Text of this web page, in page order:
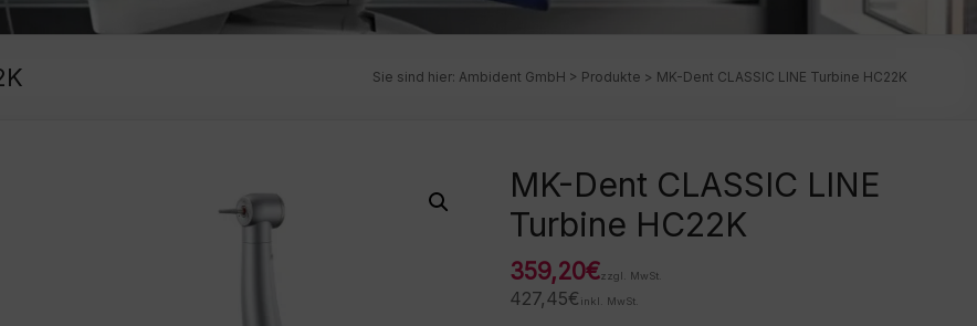
Sie sind hier: Ambident GmbH > Produkte > MK-Dent CLASSIC LINE Turbine HC22K
MK-Dent CLASSIC LINE
Turbine HC22K
359,20€zzgl. MwSt.
427,45€ inkl. MwSt.